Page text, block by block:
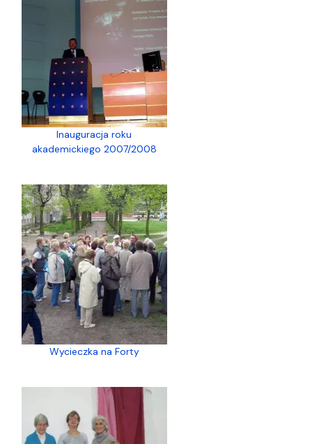
Inauguracja roku
akademickiego 2007/2008
Wycieczka na Forty